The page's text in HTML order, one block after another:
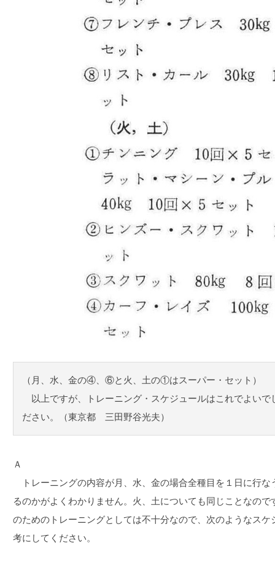
（月、水、金の④、⑥と火、土の①はスーパー・セット）
以上ですが、トレーニング・スケジュールはこれでよいで
ださい。（東京都 三田野谷光夫）
Ａ
トレーニングの内容が月、水、金の場合全種目を１日に行な
るのかがよくわかりません。火、土についても同じことなの
のためのトレーニングとしては不十分なので、次のようなス
考にしてください。